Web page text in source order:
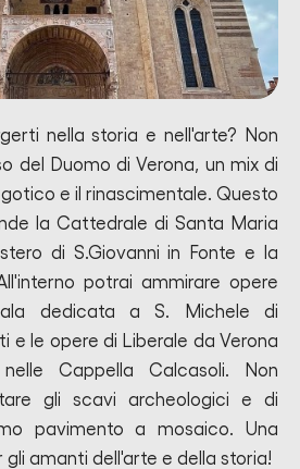
nella storia e nell'arte? Non
del Duomo di Verona, un mix di
e il rinascimentale. Questo
la Cattedrale di Santa Maria
di S.Giovanni in Fonte e la
potrai ammirare opere
dedicata a S. Michele di
e le opere di Liberale da Verona
Cappella Calcasoli. Non
gli scavi archeologici e di
pavimento a mosaico. Una
gli amanti dell'arte e della storia!